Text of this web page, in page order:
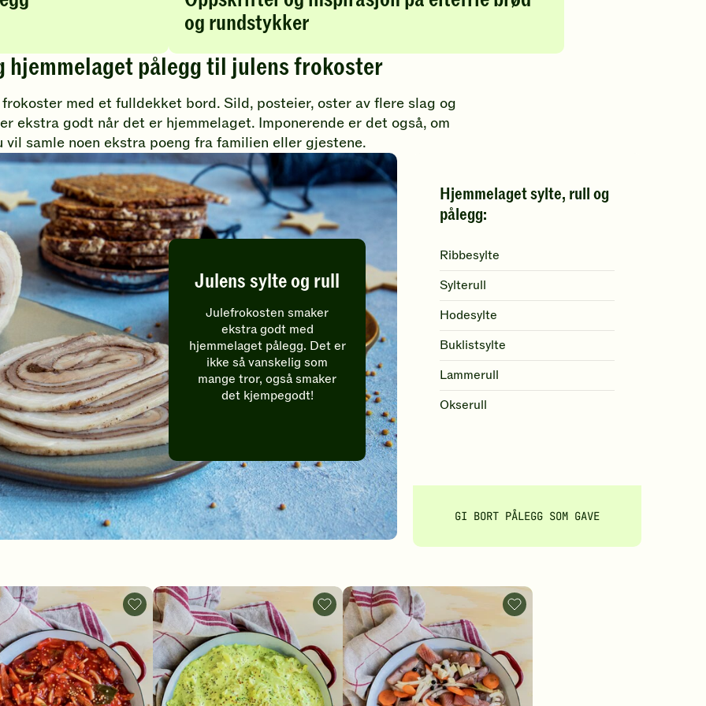
og rundstykker
hjemmelaget pålegg til julens frokoster
med et fulldekket bord. Sild, posteier, oster av flere slag og
ekstra godt når det er hjemmelaget. Imponerende er det også, om
vil samle noen ekstra poeng fra familien eller gjestene.
Julens sylte og rull
Julefrokosten smaker
ekstra godt med
hjemmelaget pålegg. Det er
ikke så vanskelig som
mange tror, også smaker
det kjempegodt!
Hjemmelaget sylte, rull og
pålegg:
Ribbesylte
Sylterull
Hodesylte
Buklistsylte
Lammerull
Okserull
GI BORT PÅLEGG SOM GAVE
Tomatsild
-
legg
favoritter
Sennepsild
-
legg
favoritter
Glassmestersild
-
til
favoritter